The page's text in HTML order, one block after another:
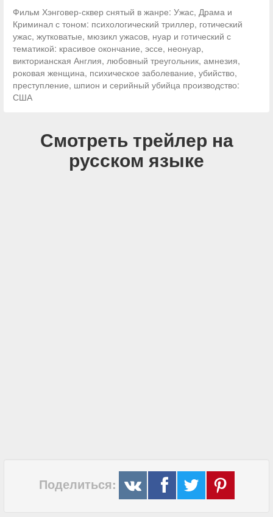
Фильм Хэнговер-сквер снятый в жанре: Ужас, Драма и
Криминал с тоном: психологический триллер, готический
ужас, жутковатые, мюзикл ужасов, нуар и готический с
тематикой: красивое окончание, эссе, неонуар,
викторианская Англия, любовный треугольник, амнезия,
роковая женщина, психическое заболевание, убийство,
преступление, шпион и серийный убийца производство:
США
Смотреть трейлер на
русском языке
Поделиться: